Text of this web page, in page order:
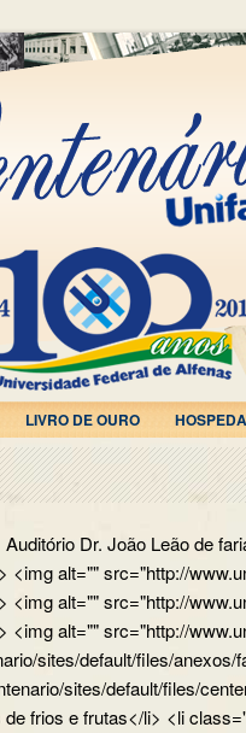
LIVRO DE OURO
Dr. João Leão de
<img alt="" src="http://
<img alt="" src="http://
<img alt="" src="http://
sites/default/files/
sites/default/files/
frios e frutas</li> <li